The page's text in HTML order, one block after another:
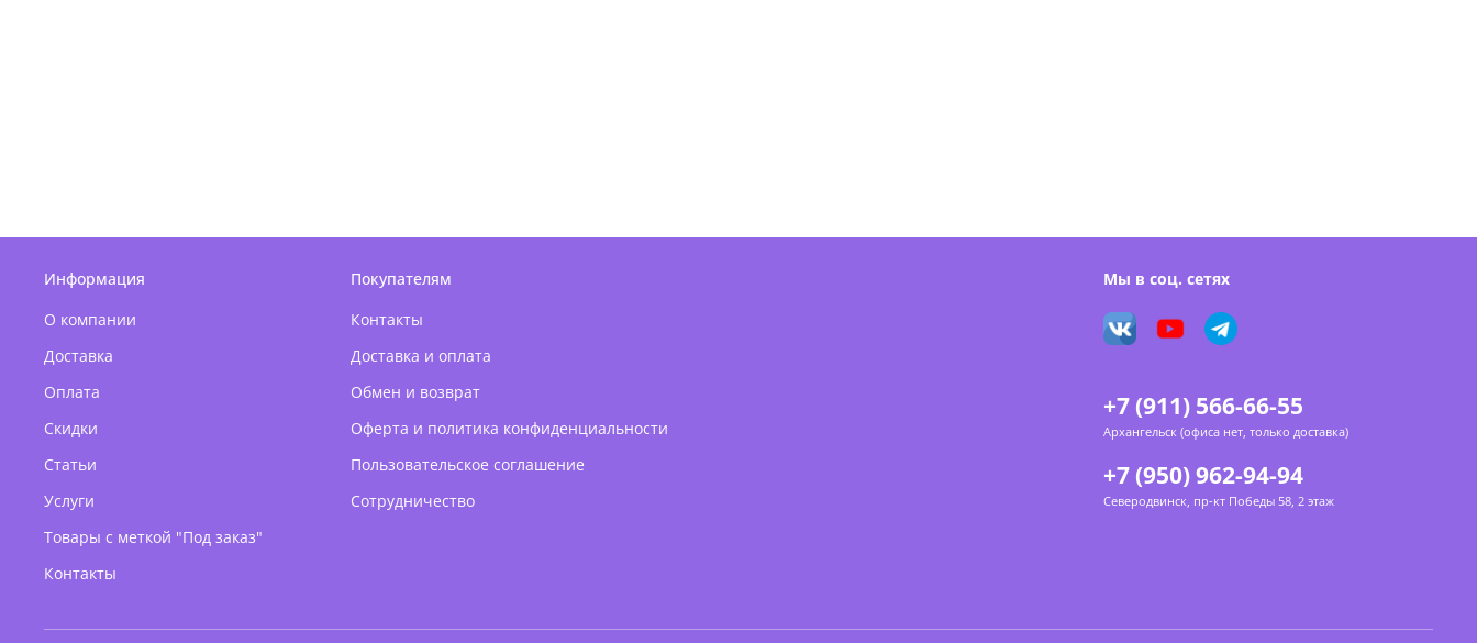
Информация
О компании
Доставка
Оплата
Скидки
Статьи
Услуги
Товары с меткой "Под заказ"
Контакты
Покупателям
Контакты
Доставка и оплата
Обмен и возврат
Оферта и политика конфиденциальности
Пользовательское соглашение
Сотрудничество
Мы в соц. сетях
+7 (911) 566-66-55
Архангельск (офиса нет, только доставка)
+7 (950) 962-94-94
Северодвинск, пр-кт Победы 58, 2 этаж